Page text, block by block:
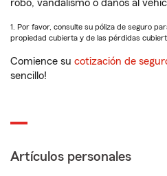
robo, vandalismo o daños al
1. Por favor, consulte su póliza de seguro
propiedad cubierta y de las pérdidas
Comience su cotización de
sencillo!
Artículos personales